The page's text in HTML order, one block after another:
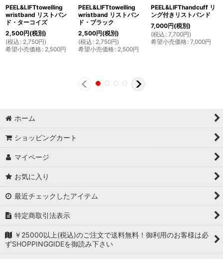
PEEL&LIFTtowelling
wristband リストバン
ド・ターコイズ
2,500円(税別)
(税込 : 2,750円)
希望小売価格: 2,500円
PEEL&LIFTtowelling
wristband リストバン
ド・ブラック
2,500円(税別)
(税込 : 2,750円)
希望小売価格: 2,500円
PEEL&LIFThandcuff リ
ング付きリストバンド
7,000円(税別)
(税込 : 7,700円)
希望小売価格: 7,000円
ホーム
ショッピングカート
マイページ
お気に入り
最近チェックしたアイテム
特定商取引法表示
￥25000以上(税込)のご注文で送料無料！御利用のお客様は必
ずSHOPPINGGIDEを御読み下さい